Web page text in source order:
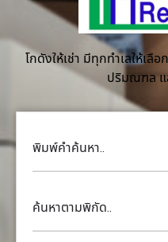
โกดังให้เช่า มีทุกทำเลให้เลื
ปริมณฑล แ
พิมพ์คำค้นหา..
ค้นหาตามพิกัด..